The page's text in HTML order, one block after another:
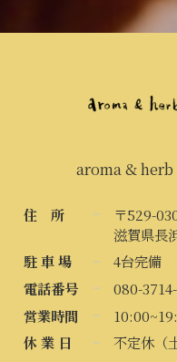
aroma & herb
住 所
〒529-
滋賀県長
駐 車 場
4台完備
電話番号
080-
営業時間
休 業 日
不定休（